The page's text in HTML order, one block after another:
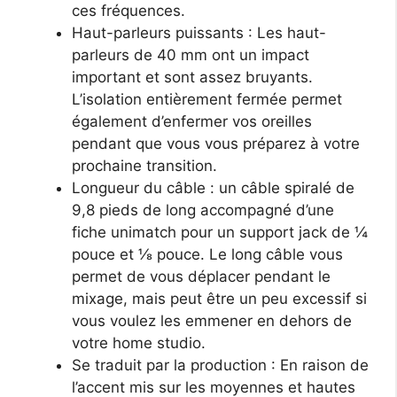
ces fréquences.
Haut-parleurs puissants : Les haut-
parleurs de 40 mm ont un impact
important et sont assez bruyants.
L’isolation entièrement fermée permet
également d’enfermer vos oreilles
pendant que vous vous préparez à votre
prochaine transition.
Longueur du câble : un câble spiralé de
9,8 pieds de long accompagné d’une
fiche unimatch pour un support jack de ¼
pouce et ⅛ pouce. Le long câble vous
permet de vous déplacer pendant le
mixage, mais peut être un peu excessif si
vous voulez les emmener en dehors de
votre home studio.
Se traduit par la production : En raison de
l’accent mis sur les moyennes et hautes